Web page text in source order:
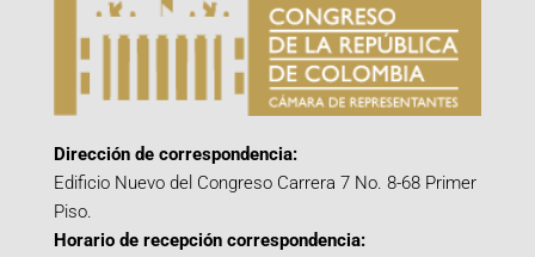
Dirección de correspondencia:
Edificio Nuevo del Congreso Carrera 7 No. 8-68 Primer
Piso.
Horario de recepción correspondencia: